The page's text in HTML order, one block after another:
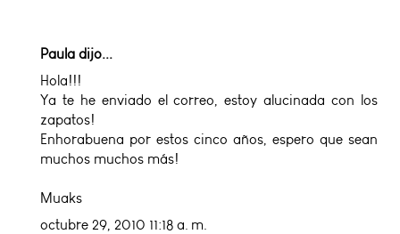
Paula dijo...
Hola!!!
Ya te he enviado el correo, estoy alucinada con los
zapatos!
Enhorabuena por estos cinco años, espero que sean
muchos muchos más!
Muaks
octubre 29, 2010 11:18 a. m.